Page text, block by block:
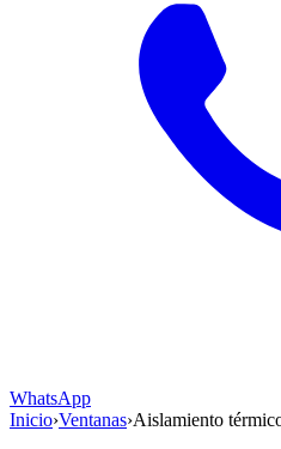
WhatsApp
Inicio›Ventanas›Aislamiento